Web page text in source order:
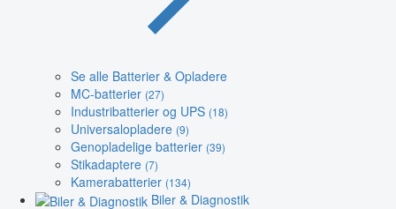
Se alle Batterier & Opladere
MC-batterier (27)
Industribatterier og UPS (18)
Universalopladere (9)
Genopladelige batterier (39)
Stikadaptere (7)
Kamerabatterier (134)
Biler & Diagnostik